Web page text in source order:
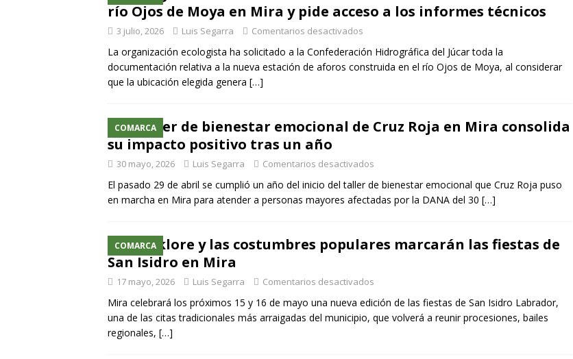
río Ojos de Moya en Mira y pide acceso a los informes técnicos
3 julio, 2026 Luis Segarra Comentarios desactivados
La organización ecologista ha solicitado a la Confederación Hidrográfica del Júcar toda la
documentación relativa a la nueva estación de aforos construida en el río Ojos de Moya, al considerar
que la ubicación elegida genera […]
COMARCA
El taller de bienestar emocional de Cruz Roja en Mira consolida
su impacto positivo tras un año
30 mayo, 2026 Luis Segarra Comentarios desactivados
El pasado 29 de abril se cumplió un año del inicio del taller de bienestar emocional que Cruz Roja puso
en marcha en Mira para atender a personas mayores afectadas por la DANA del 30 […]
COMARCA
El folklore y las costumbres populares marcarán las fiestas de
San Isidro en Mira
17 mayo, 2026 Luis Segarra Comentarios desactivados
Mira celebrará los próximos 15 y 16 de mayo una nueva edición de las fiestas de San Isidro Labrador,
una de las citas tradicionales más arraigadas del municipio, que volverá a reunir procesiones, bailes
regionales, […]